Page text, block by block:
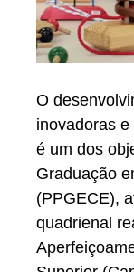
O
inovadoras
é um dos
Graduação
(PPGECE),
quadrienal